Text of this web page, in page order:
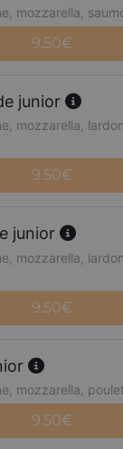
mozzarella,
9.50€
junior
mozzarella,
9.50€
junior
mozzarella,
9.50€
mozzarella,
9.50€